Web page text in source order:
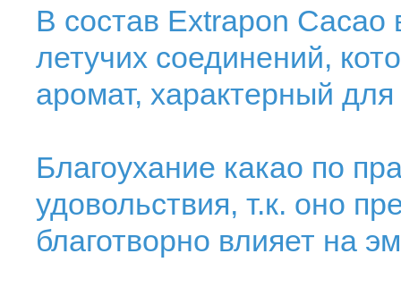
В состав Extrapon
летучих соединений,
аромат, характерный
Благоухание какао по
удовольствия, т.к. оно
благотворно влияет на